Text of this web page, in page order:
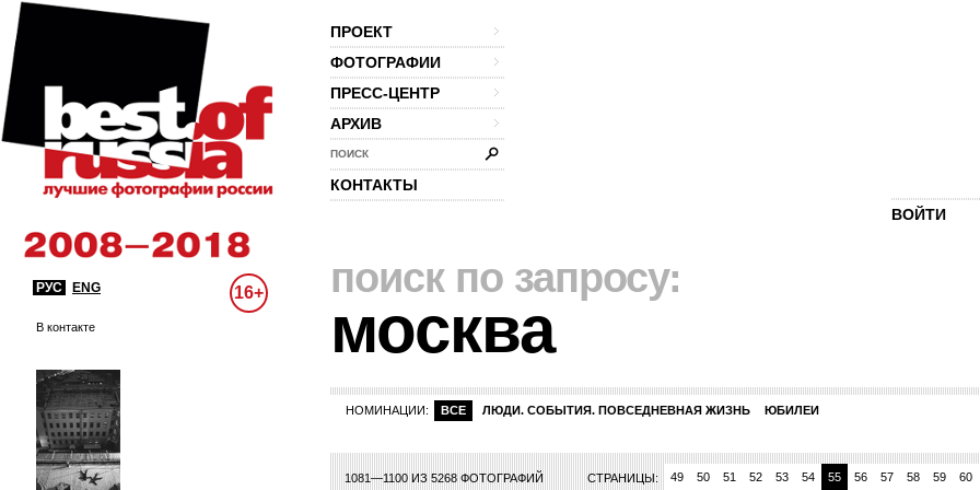
ПРОЕКТ
ФОТОГРАФИИ
ПРЕСС-ЦЕНТР
АРХИВ
ПОИСК
КОНТАКТЫ
ВОЙТИ
РУС ENG 16+
В контакте
поиск по запросу:
москва
НОМИНАЦИИ: ВСЕ ЛЮДИ. СОБЫТИЯ. ПОВСЕДНЕВНАЯ ЖИЗНЬ ЮБИЛЕИ
1081—1100 ИЗ 5268 ФОТОГРАФИЙ СТРАНИЦЫ:
25 26 27 37 38 39 40 41 42 43 44 46 47 48 49 50 51 52 53 54 55 56 57 58 59 60